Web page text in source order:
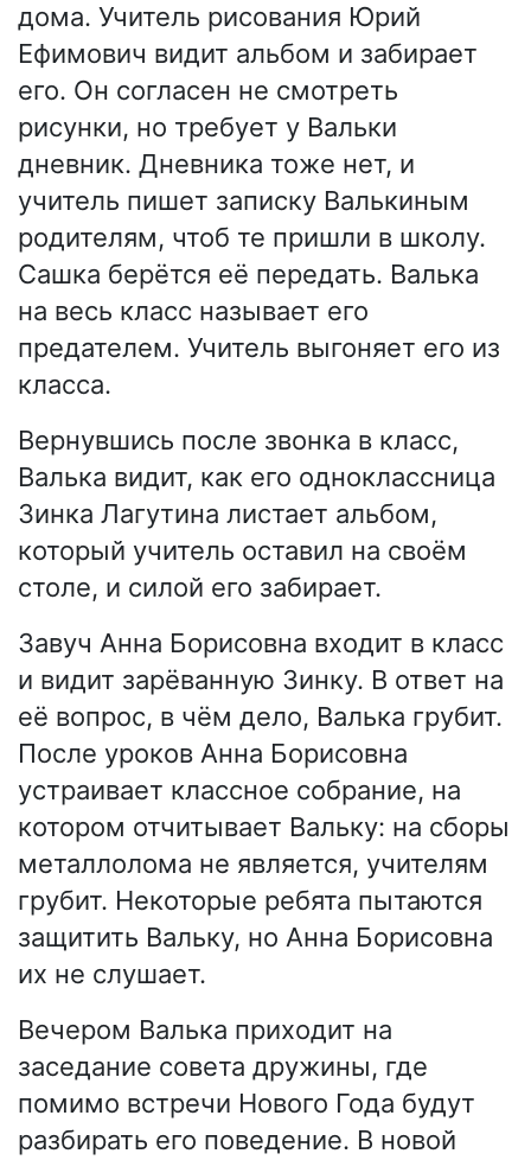
дома. Учитель рисования Юрий
Ефимович видит альбом и забирает
его. Он согласен не смотреть
рисунки, но требует у Вальки
дневник. Дневника тоже нет, и
учитель пишет записку Валькиным
родителям, чтоб те пришли в школу.
Сашка берётся её передать. Валька
на весь класс называет его
предателем. Учитель выгоняет его из
класса.
Вернувшись после звонка в класс,
Валька видит, как его одноклассница
Зинка Лагутина листает альбом,
который учитель оставил на своём
столе, и силой его забирает.
Завуч Анна Борисовна входит в класс
и видит зарёванную Зинку. В ответ на
её вопрос, в чём дело, Валька грубит.
После уроков Анна Борисовна
устраивает классное собрание, на
котором отчитывает Вальку: на сборы
металлолома не является, учителям
грубит. Некоторые ребята пытаются
защитить Вальку, но Анна Борисовна
их не слушает.
Вечером Валька приходит на
заседание совета дружины, где
помимо встречи Нового Года будут
разбирать его поведение. В новой